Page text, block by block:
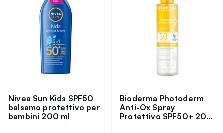
Nivea Sun Kids SPF50
balsamo protettivo per
bambini 200 ml
Bioderma Photoderm
Anti-Ox Spray
Protettivo SPF50+ 200